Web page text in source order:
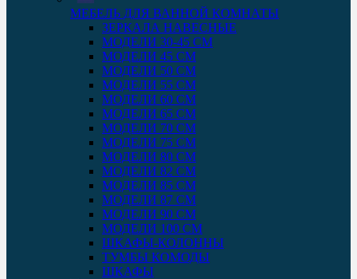
МЕБЕЛЬ ДЛЯ ВАННОЙ КОМНАТЫ
ЗЕРКАЛА НАВЕСНЫЕ
МОДЕЛИ 30-45 СМ
МОДЕЛИ 45 СМ
МОДЕЛИ 50 СМ
МОДЕЛИ 55 СМ
МОДЕЛИ 60 СМ
МОДЕЛИ 65 СМ
МОДЕЛИ 70 СМ
МОДЕЛИ 75 СМ
МОДЕЛИ 80 СМ
МОДЕЛИ 82 СМ
МОДЕЛИ 85 СМ
МОДЕЛИ 87 СМ
МОДЕЛИ 90 СМ
МОДЕЛИ 100 СМ
ШКАФЫ-КОЛОННЫ
ТУМБЫ КОМОДЫ
ШКАФЫ